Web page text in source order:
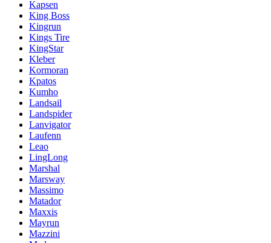
Kapsen
King Boss
Kingrun
Kings Tire
KingStar
Kleber
Kormoran
Kpatos
Kumho
Landsail
Landspider
Lanvigator
Laufenn
Leao
LingLong
Marshal
Marsway
Massimo
Matador
Maxxis
Mayrun
Mazzini